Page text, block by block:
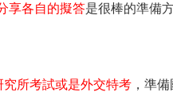
享各自的擬答是很棒的準備
究所考試或是外交特考 ，準備